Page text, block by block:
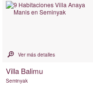
Ver más detalles
Villa Balimu
Seminyak